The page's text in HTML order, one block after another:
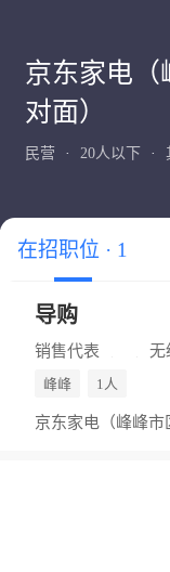
京东家电（
对面）
民营 20人以下
在招职位 · 1
导购
销售代表 无
峰峰 1人
京东家电（峰峰市